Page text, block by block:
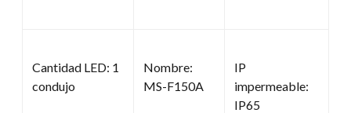
Cantidad LED: 1
condujo
Nombre:
MS-F150A
IP
impermeable:
IP65